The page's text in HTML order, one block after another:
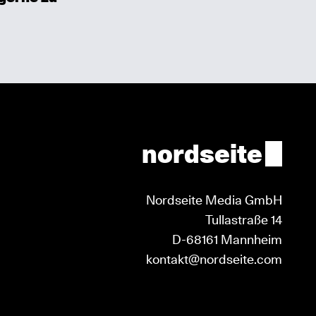
nordseite
Nordseite Media GmbH
Tullastraße 14
D-68161 Mannheim
kontakt@nordseite.com